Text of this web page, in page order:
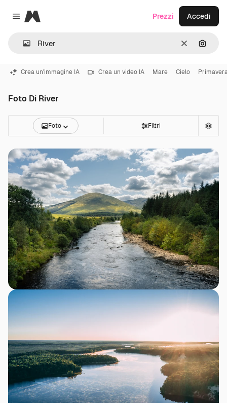
Close menu
Magnific
CancellaCerca
Prezzi Accedi
Crea un'immagine IA Crea un video IA Mare Cielo
Foto Di River
Foto Filtri